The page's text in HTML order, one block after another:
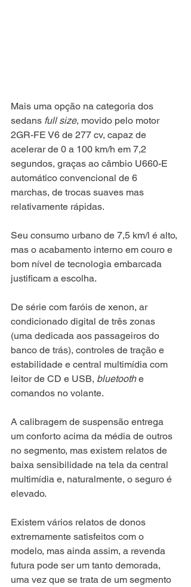
Mais uma opção na categoria dos
sedans full size, movido pelo motor
2GR-FE V6 de 277 cv, capaz de
acelerar de 0 a 100 km/h em 7,2
segundos, graças ao câmbio U660-E
automático convencional de 6
marchas, de trocas suaves mas
relativamente rápidas.
Seu consumo urbano de 7,5 km/l é alto,
mas o acabamento interno em couro e
bom nível de tecnologia embarcada
justificam a escolha.
De série com faróis de xenon, ar
condicionado digital de três zonas
(uma dedicada aos passageiros do
banco de trás), controles de tração e
estabilidade e central multimídia com
leitor de CD e USB, bluetooth e
comandos no volante.
A calibragem de suspensão entrega
um conforto acima da média de outros
no segmento, mas existem relatos de
baixa sensibilidade na tela da central
multimídia e, naturalmente, o seguro é
elevado.
Existem vários relatos de donos
extremamente satisfeitos com o
modelo, mas ainda assim, a revenda
futura pode ser um tanto demorada,
uma vez que se trata de um segmento